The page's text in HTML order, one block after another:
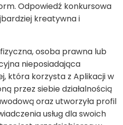
Odpowiedź konkursowa
kreatywna i
osoba prawna lub
nieposiadająca
która korzysta z Aplikacji w
przez siebie działalnością
oraz utworzyła profil
usług dla swoich